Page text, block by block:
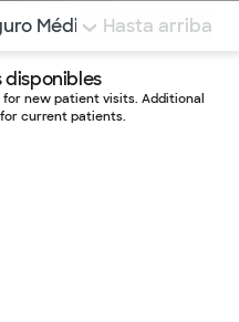
rápidamente a
Médico COMENTARIOS
Hasta arriba
disponibles
for new patient visits. Additional
current patients.